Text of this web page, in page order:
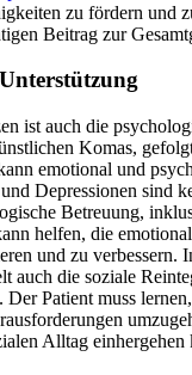
zu fördern und
Beitrag zur
ist auch die
Komas,
emotional und
Depressionen sind
Betreuung,
helfen, die
und zu verbessern.
auch die soziale
Der Patient muss
Alltag einhergehen